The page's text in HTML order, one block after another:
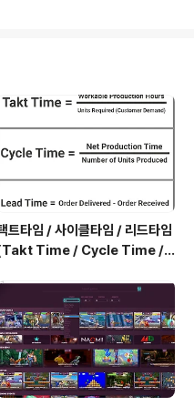
Supply /
트타임 / 사이클타임 / 리드타임
Time / Cycle Time / L